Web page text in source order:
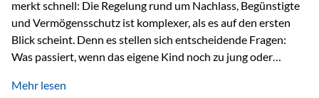
merkt schnell: Die Regelung rund um Nachlass, Begünstigte
und Vermögensschutz ist komplexer, als es auf den ersten
Blick scheint. Denn es stellen sich entscheidende Fragen:
Was passiert, wenn das eigene Kind noch zu jung oder
verwalten? Wie kann verhindert werden, dass Ex-Partner,
Mehr lesen